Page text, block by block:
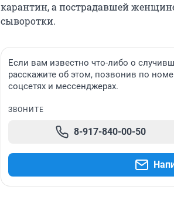
карантин, а пострадавшей
сыворотки.
Если вам известно что-либо о
расскажите об этом, позвонив по
соцсетях и мессенджерах.
ЗВОНИТЕ
8-917-840-00-50